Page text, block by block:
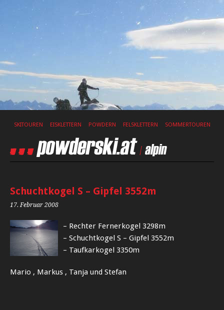
SKITOUREN EISKLETTERN POWDERN FELSKLETTERN SOMMERTOUREN
Schuchtkogel S – Gipfel 3552m
17. Februar 2008
– Rechter Fernerkogel 3298m
– Schuchtkogel S – Gipfel 3552m
– Taufkarkogel 3350m
Mario , Markus , Tanja und Stefan